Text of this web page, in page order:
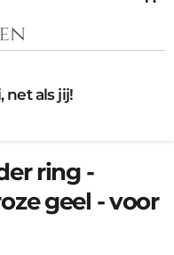
net als jij!
ring -
geel - voor